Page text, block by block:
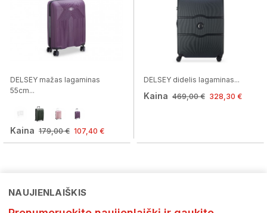
DELSEY mažas lagaminas
55cm...
Kaina 179,00 € 107,40 €
DELSEY didelis lagaminas...
Kaina 469,00 € 328,30 €
NAUJIENLAIŠKIS